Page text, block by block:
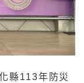
縣113年防災